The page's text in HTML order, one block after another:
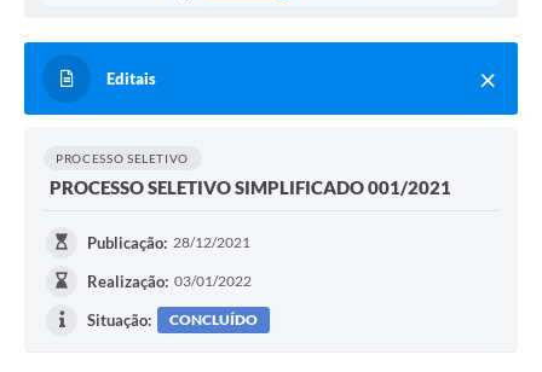
Editais
PROCESSO SELETIVO
PROCESSO SELETIVO SIMPLIFICADO 001/2021
Publicação: 28/12/2021
Realização: 03/01/2022
Situação: CONCLUÍDO